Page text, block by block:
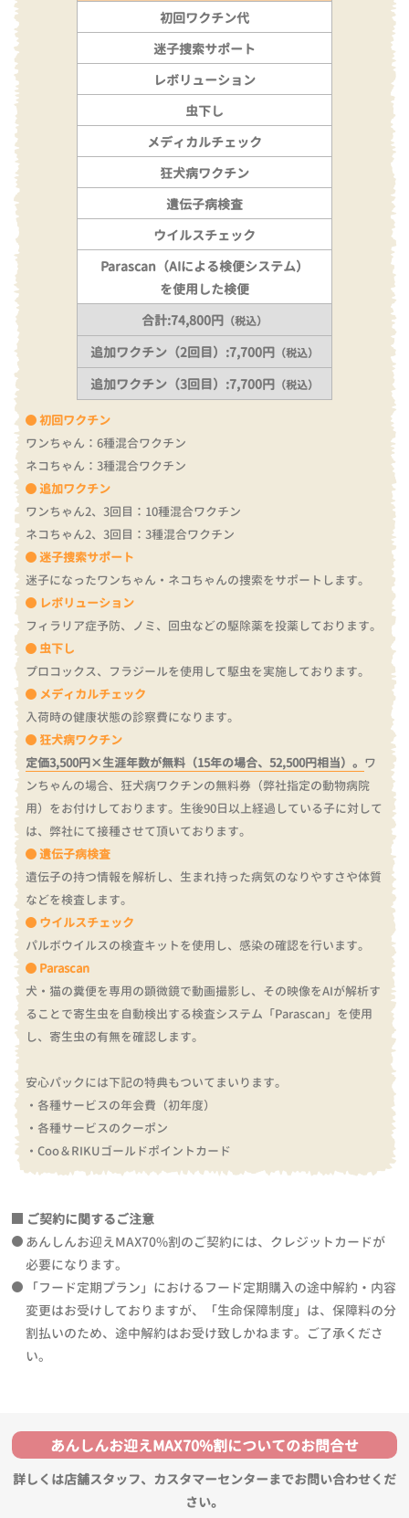
初回ワクチン
ワンちゃん：6種混合ワクチン
ネコちゃん：3種混合ワクチン
追加ワクチン
ワンちゃん2、3回目：10種混合ワクチン
ネコちゃん2、3回目：3種混合ワクチン
迷子捜索サポート
迷子になったワンちゃん・ネコちゃんの捜索をサポートします。
レボリューション
フィラリア症予防、ノミ、回虫などの駆除薬を投薬しております。
虫下し
プロコックス、フラジールを使用して駆虫を実施しております。
メディカルチェック
入荷時の健康状態の診察費になります。
狂犬病ワクチン
定価3,500円×生涯年数が無料（15年の場合、52,500円相当）。 ワ
ンちゃんの場合、狂犬病ワクチンの無料券（弊社指定の動物病院
用）をお付けしております。 生後90日以上経過している子に対して
は、弊社にて接種させて頂いております。
遺伝子病検査
遺伝子の持つ情報を解析し、生まれ持った病気のなりやすさや体質
などを検査します。
ウイルスチェック
パルボウイルスの検査キットを使用し、感染の確認を行います。
Parascan
犬・猫の糞便を専用の顕微鏡で動画撮影し、その映像をAIが解析す
ることで寄生虫を自動検出する検査システム「Parascan」を使用
し、寄生虫の有無を確認します。
安心パックには下記の特典もついてまいります。
・各種サービスの年会費（初年度）
・各種サービスのクーポン
・Coo＆RIKUゴールドポイントカード
初回ワクチン代
迷子捜索サポート
レボリューション
虫下し
メディカルチェック
狂犬病ワクチン
遺伝子病検査
ウイルスチェック
Parascan（AIによる検便システム）
を使用した検便
合計:74,800円 （税込）
追加ワクチン（2回目）:7,700円 （税込）
追加ワクチン（3回目）:7,700円 （税込）
ご契約に関するご注意
あんしんお迎えMAX70%割のご契約には、クレジットカードが
必要になります。
「フード定期プラン」におけるフード定期購入の途中解約・内容
変更はお受けしておりますが、「生命保障制度」は、保障料の分
割払いのため、途中解約はお受け致しかねます。ご了承くださ
い。
あんしんお迎えMAX70%割についてのお問合せ
詳しくは店舗スタッフ、カスタマーセンターまでお問い合わせくだ
さい。